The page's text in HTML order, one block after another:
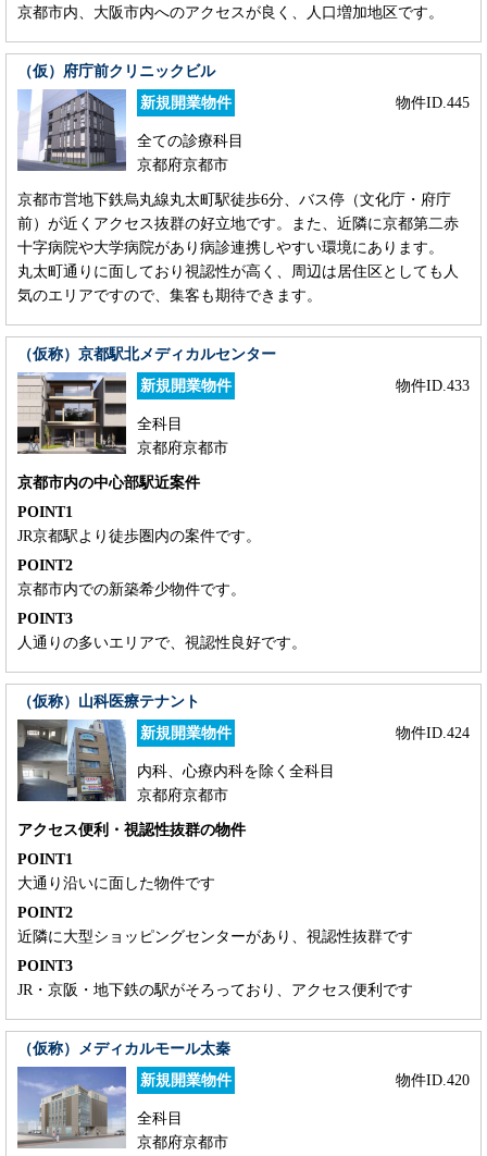
京都市内、大阪市内へのアクセスが良く、人口増加地区です。
（仮）府庁前クリニックビル
物件ID.445
新規開業物件
全ての診療科目
京都府京都市
京都市営地下鉄烏丸線丸太町駅徒歩6分、バス停（文化庁・府庁
前）が近くアクセス抜群の好立地です。また、近隣に京都第二赤
十字病院や大学病院があり病診連携しやすい環境にあります。
丸太町通りに面しており視認性が高く、周辺は居住区としても人
気のエリアですので、集客も期待できます。
（仮称）京都駅北メディカルセンター
物件ID.433
新規開業物件
全科目
京都府京都市
京都市内の中心部駅近案件
POINT1
JR京都駅より徒歩圏内の案件です。
POINT2
京都市内での新築希少物件です。
POINT3
人通りの多いエリアで、視認性良好です。
（仮称）山科医療テナント
物件ID.424
新規開業物件
内科、心療内科を除く全科目
京都府京都市
アクセス便利・視認性抜群の物件
POINT1
大通り沿いに面した物件です
POINT2
近隣に大型ショッピングセンターがあり、視認性抜群です
POINT3
JR・京阪・地下鉄の駅がそろっており、アクセス便利です
（仮称）メディカルモール太秦
物件ID.420
新規開業物件
全科目
京都府京都市